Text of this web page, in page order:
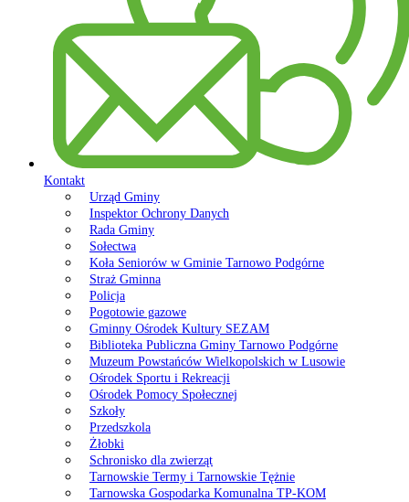
Kontakt
Urząd Gminy
Inspektor Ochrony Danych
Rada Gminy
Sołectwa
Koła Seniorów w Gminie Tarnowo Podgórne
Straż Gminna
Policja
Pogotowie gazowe
Gminny Ośrodek Kultury SEZAM
Biblioteka Publiczna Gminy Tarnowo Podgórne
Muzeum Powstańców Wielkopolskich w Lusowie
Ośrodek Sportu i Rekreacji
Ośrodek Pomocy Społecznej
Szkoły
Przedszkola
Żłobki
Schronisko dla zwierząt
Tarnowskie Termy i Tarnowskie Tężnie
Tarnowska Gospodarka Komunalna TP-KOM